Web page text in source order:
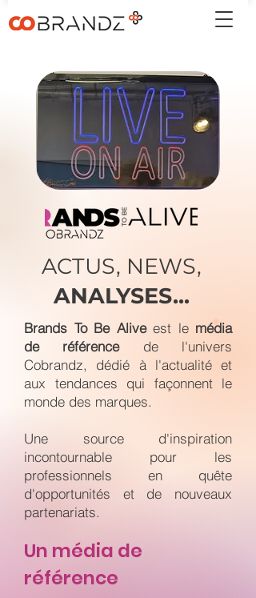
ACTUS, NEWS,
ANALYSES...
Brands To Be Aliveest le média
de référencede l'univers
Cobrandz, dédié à l'actualité et
aux tendances qui façonnent le
monde des marques.
Une source d'inspiration
incontournable pour les
professionnels en quête
d'opportunités et de nouveaux
partenariats.
Un média de
référence